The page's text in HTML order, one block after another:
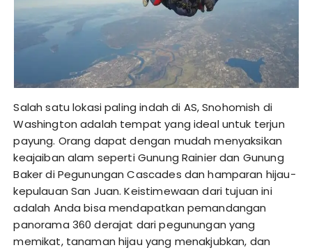
Salah satu lokasi paling indah di AS, Snohomish di
Washington adalah tempat yang ideal untuk terjun
payung. Orang dapat dengan mudah menyaksikan
keajaiban alam seperti Gunung Rainier dan Gunung
Baker di Pegunungan Cascades dan hamparan hijau-
kepulauan San Juan. Keistimewaan dari tujuan ini
adalah Anda bisa mendapatkan pemandangan
panorama 360 derajat dari pegunungan yang
memikat, tanaman hijau yang menakjubkan, dan